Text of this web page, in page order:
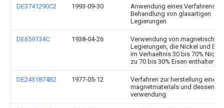
DE3741290C2 1993-09-30
Anwendung eines Verfahrens
Behandlung von glasartigen
Legierungen
DE659134C 1938-04-26
Verwendung von magnetischen
Legierungen, die Nickel und
im Verhaeltnis 30 bis 70% Nickel
zu 70 bis 30% Eisen enthalten
DE2431874B2 1977-05-12
Verfahren zur herstellung eines
magnetmaterials und dessen
verwendung